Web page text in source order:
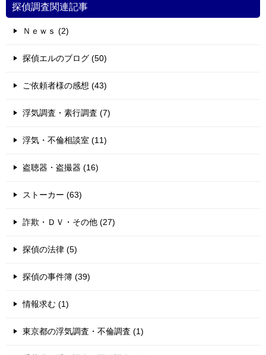
探偵調査関連記事
Ｎｅｗｓ (2)
探偵エルのブログ (50)
ご依頼者様の感想 (43)
浮気調査・素行調査 (7)
浮気・不倫相談室 (11)
盗聴器・盗撮器 (16)
ストーカー (63)
詐欺・ＤＶ・その他 (27)
探偵の法律 (5)
探偵の事件簿 (39)
情報求む (1)
東京都の浮気調査・不倫調査 (1)